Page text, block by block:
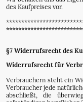
des Kaufpreises vor.
§7 Widerrufsrecht des
Widerrufsrecht für
Verbrauchern steht ein
Verbraucher jede
abschließt, die